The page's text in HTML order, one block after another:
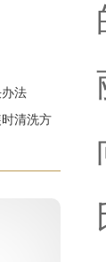
法
清洗方